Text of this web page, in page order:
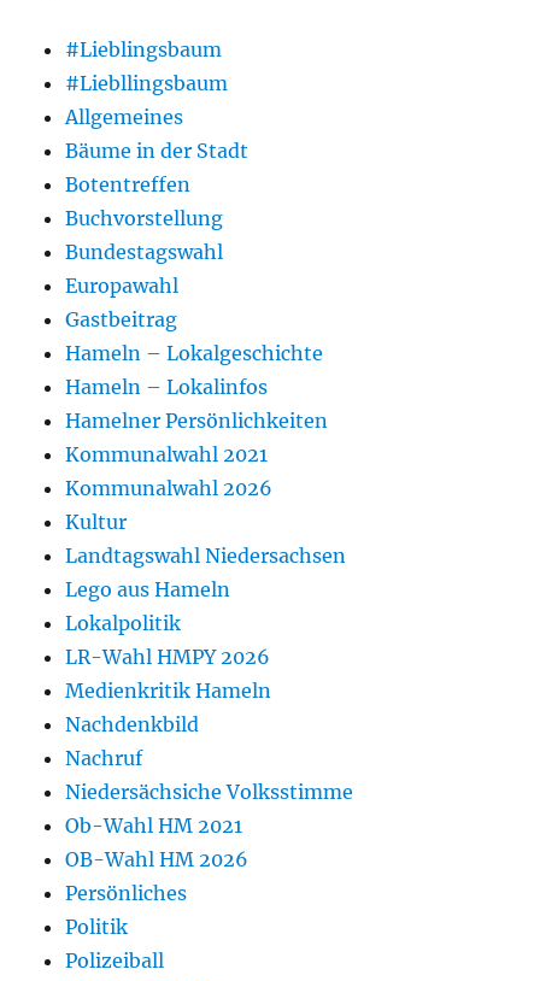
#Lieblingsbaum
#Liebllingsbaum
Allgemeines
Bäume in der Stadt
Botentreffen
Buchvorstellung
Bundestagswahl
Europawahl
Gastbeitrag
Hameln – Lokalgeschichte
Hameln – Lokalinfos
Hamelner Persönlichkeiten
Kommunalwahl 2021
Kommunalwahl 2026
Kultur
Landtagswahl Niedersachsen
Lego aus Hameln
Lokalpolitik
LR-Wahl HMPY 2026
Medienkritik Hameln
Nachdenkbild
Nachruf
Niedersächsiche Volksstimme
Ob-Wahl HM 2021
OB-Wahl HM 2026
Persönliches
Politik
Polizeiball